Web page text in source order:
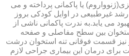
یا پاکمانی پرداخته و می
غیرطبیعی در اوایل کودکی بروز
می یابد.به ندرت پاکمانی ناشی از
بین سطح مفاصلی و صفحه
قسمت فوقانی تنه استخوان درشت
درمان این بیماری جراحی لازم